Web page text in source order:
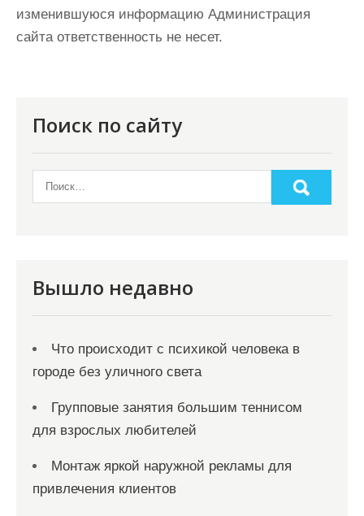
изменившуюся информацию Администрация
сайта ответственность не несет.
Поиск по сайту
Вышло недавно
Что происходит с психикой человека в
городе без уличного света
Групповые занятия большим теннисом
для взрослых любителей
Монтаж яркой наружной рекламы для
привлечения клиентов